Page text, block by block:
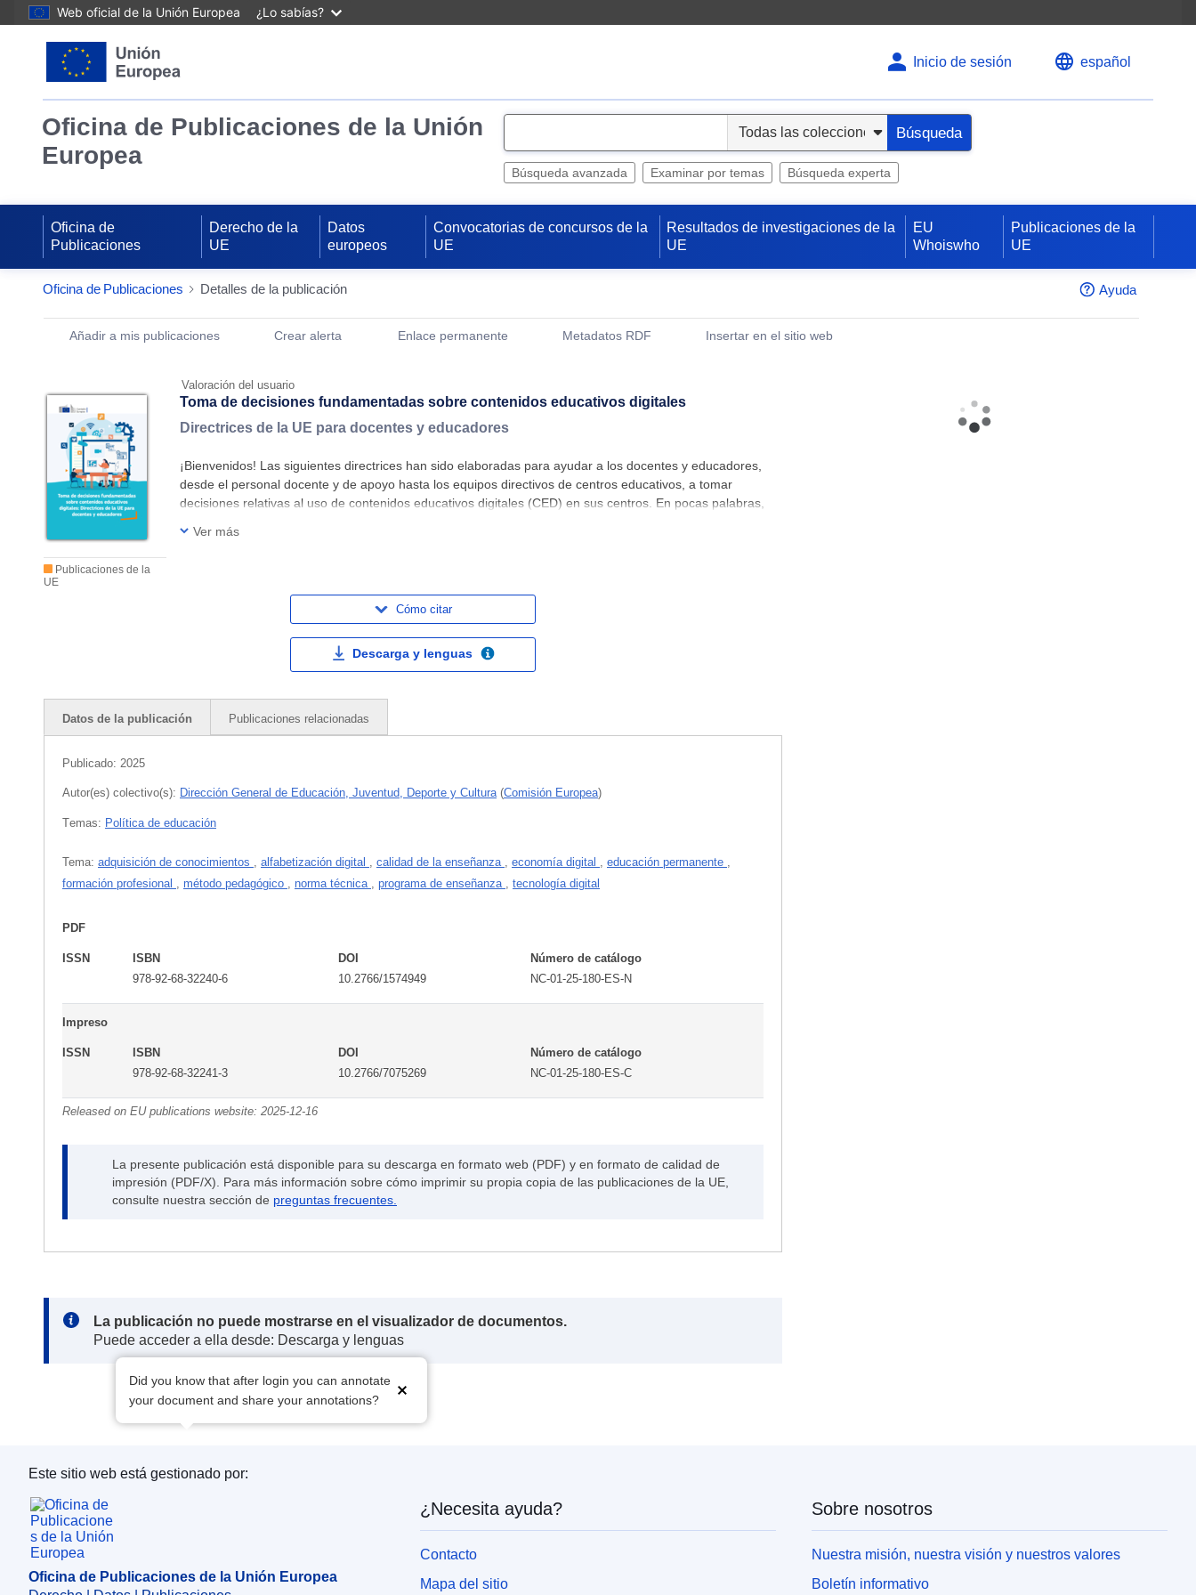
Web oficial de la Unión Europea ¿Lo sabías?
Inicio de sesión español
Oficina de Publicaciones de la Unión
Europea
e
Búsqueda
Búsqueda avanzada Examinar por temas Búsqueda experta
Oficina de
Publicaciones
Derecho de la
UE
Datos
europeos
Convocatorias de concursos de la
UE
Resultados de investigaciones de la
UE
EU
Whoiswho
Publicaciones de la
UE
Oficina de Publicaciones Detalles de la publicación Ayuda
Publication Detail Actions Portlet
Añadir a mis publicaciones Crear alerta Enlace permanente
Metadatos RDF
Insertar en el sitio web
Valoración del usuario
Publicaciones de la
UE
Toma de decisiones fundamentadas sobre contenidos educativos digitales
Directrices de la UE para docentes y educadores
¡Bienvenidos! Las siguientes directrices han sido elaboradas para ayudar a los docentes y educadores,
desde el personal docente y de apoyo hasta los equipos directivos de centros educativos, a tomar
decisiones relativas al uso de contenidos educativos digitales (CED) en sus centros. En pocas palabras,
Ver más
Cómo citar
Descarga y lenguas
Datos de la publicación Publicaciones relacionadas
Publicado: 2025
Autor(es) colectivo(s): Dirección General de Educación, Juventud, Deporte y Cultura(Comisión Europea)
Тemas: Política de educación
Tema: adquisición de conocimientos , alfabetización digital , calidad de la enseñanza , economía digital , educación permanente ,
formación profesional , método pedagógico , norma técnica , programa de enseñanza , tecnología digital
PDF
ISSN
ISBN
978-92-68-32240-6
DOI
10.2766/1574949
Número de catálogo
NC-01-25-180-ES-N
Impreso
ISSN
ISBN
978-92-68-32241-3
DOI
10.2766/7075269
Número de catálogo
NC-01-25-180-ES-C
Released on EU publications website: 2025-12-16
La presente publicación está disponible para su descarga en formato web (PDF) y en formato de calidad de
impresión (PDF/X). Para más información sobre cómo imprimir su propia copia de las publicaciones de la UE,
consulte nuestra sección de preguntas frecuentes.
Note:
La publicación no puede mostrarse en el visualizador de documentos.
Puede acceder a ella desde: Descarga y lenguas
Did you know that after login you can annotate
your document and share your annotations?
Oficina de Publicaciones de la Unión Europea
Este sitio web está gestionado por:
Oficina de Publicaciones de la Unión Europea
¿Necesita ayuda?
Contacto
Mapa del sitio
Sobre nosotros
Nuestra misión, nuestra visión y nuestros valores
Boletín informativo